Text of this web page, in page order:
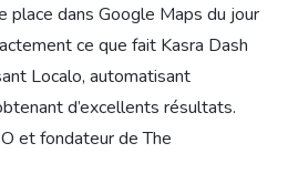
place dans Google Maps du jour
ce que fait Kasra Dash
Localo, automatisant
d’excellents résultats.
et fondateur de The